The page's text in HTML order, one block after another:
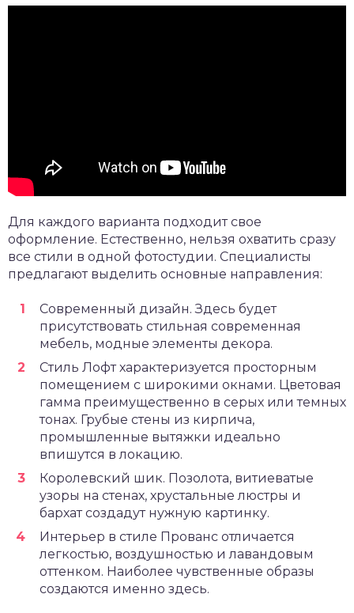
Для каждого варианта подходит свое
оформление. Естественно, нельзя охватить сразу
все стили в одной фотостудии. Специалисты
предлагают выделить основные направления:
Современный дизайн. Здесь будет
присутствовать стильная современная
мебель, модные элементы декора.
Стиль Лофт характеризуется просторным
помещением с широкими окнами. Цветовая
гамма преимущественно в серых или темных
тонах. Грубые стены из кирпича,
промышленные вытяжки идеально
впишутся в локацию.
Королевский шик. Позолота, витиеватые
узоры на стенах, хрустальные люстры и
бархат создадут нужную картинку.
Интерьер в стиле Прованс отличается
легкостью, воздушностью и лавандовым
оттенком. Наиболее чувственные образы
создаются именно здесь.